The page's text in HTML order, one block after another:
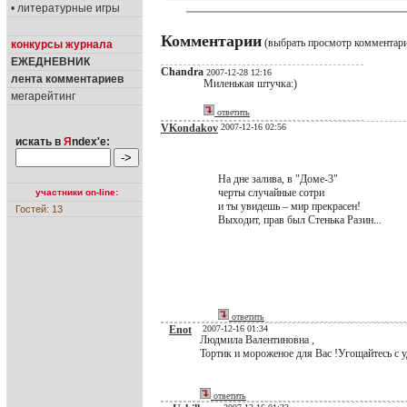
• литературные игры
конкурсы журнала
ЕЖЕДНЕВНИК
лента комментариев
мегарейтинг
искать в Я ndex'е:
участники on-line:
Гостей: 13
Комментарии (выбрать просмотр
Chandra 2007-12-28 12:16
Миленькая штучка:)
ответить
VKondakov 2007-12-16 02:56
На дне залива, в "Доме-3"
черты случайные сотри
и ты увидешь – мир прекрасен!
Выходит, прав был Стенька Разин...
ответить
Enot 2007-12-16 01:34
Людмила Валентиновна ,
Тортик и мороженое для Вас !Угощайтесь с
ответить